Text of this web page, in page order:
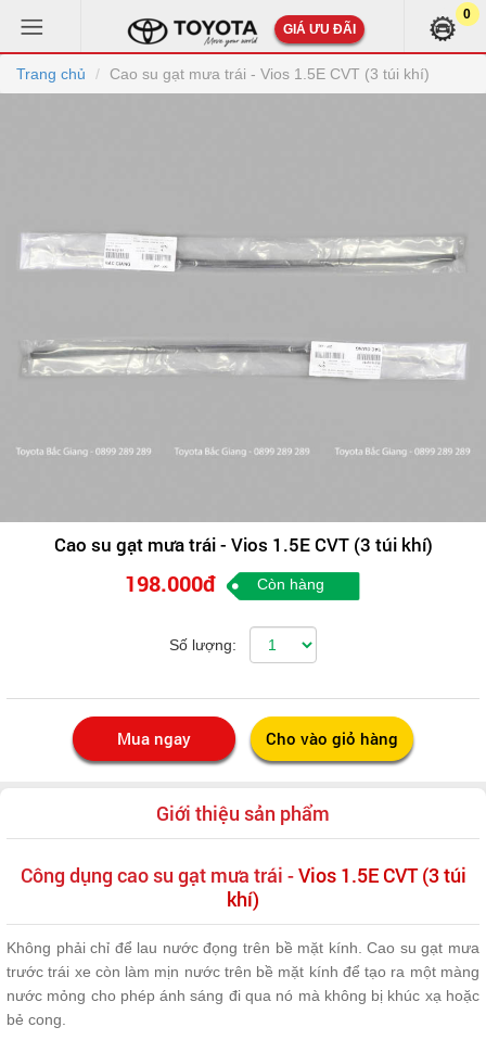
GIÁ ƯU ĐÃI
0
Trang chủ Cao su gạt mưa trái - Vios 1.5E CVT (3 túi khí)
Cao su gạt mưa trái - Vios 1.5E CVT (3 túi khí)
198.000đ Còn hàng
Số lượng:
Giới thiệu sản phẩm
Công dụng cao su gạt mưa trái -Vios 1.5E CVT (3 túi
khí)
Không phải chỉ để lau nước đọng trên bề mặt kính. Cao su gạt mưa
trước trái xe còn làm mịn nước trên bề mặt kính để tạo ra một màng
nước mỏng cho phép ánh sáng đi qua nó mà không bị khúc xạ hoặc
bẻ cong.